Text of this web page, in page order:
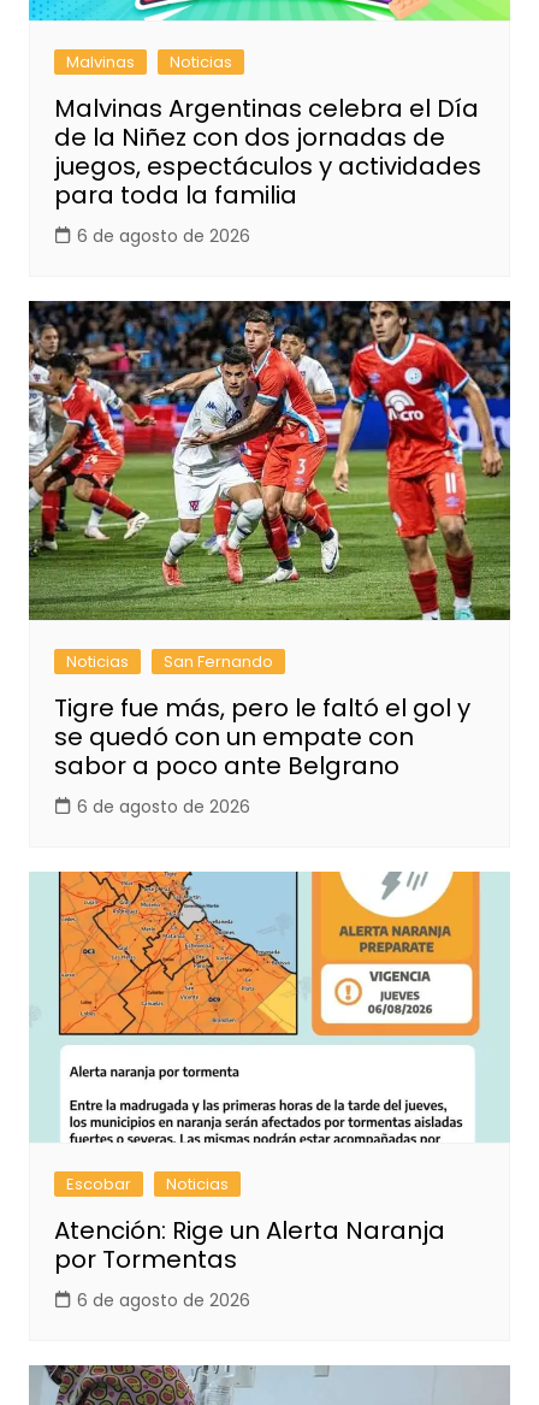
Malvinas Noticias
Malvinas Argentinas celebra el Día
de la Niñez con dos jornadas de
juegos, espectáculos y actividades
para toda la familia
6 de agosto de 2026
Noticias San Fernando
Tigre fue más, pero le faltó el gol y
se quedó con un empate con
sabor a poco ante Belgrano
6 de agosto de 2026
Escobar Noticias
Atención: Rige un Alerta Naranja
por Tormentas
6 de agosto de 2026